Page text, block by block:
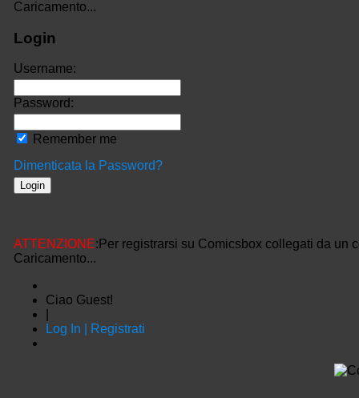
Caricamento...
Login
Username:
Password:
Remember me
Dimenticata la Password?
ATTENZIONE:Per registrarsi su Comicsbox collegati da un
Caricamento...
Ciao Guest!
Log In | Registrati